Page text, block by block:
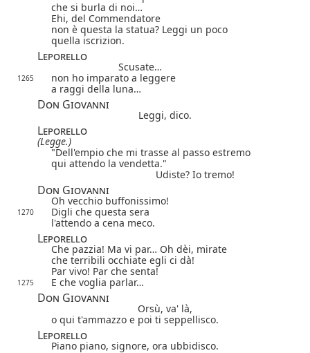
che si burla di noi…
Ehi, del Commendatore
non è questa la statua? Leggi un poco
quella iscrizion.
Leporello
Scusate…
1265
non ho imparato a leggere
a raggi della luna…
Don Giovanni
Leggi, dico.
Leporello
(Legge.)
"Dell'empio che mi trasse al passo estremo
qui attendo la vendetta."
Udiste? Io tremo!
Don Giovanni
Oh vecchio buffonissimo!
1270
Digli che questa sera
l'attendo a cena meco.
Leporello
Che pazzia! Ma vi par… Oh dèi, mirate
che terribili occhiate egli ci dà!
Par vivo! Par che senta!
1275 E che voglia parlar…
Don Giovanni
Orsù, va' là,
o qui t'ammazzo e poi ti seppellisco.
Leporello
Piano piano, signore, ora ubbidisco.